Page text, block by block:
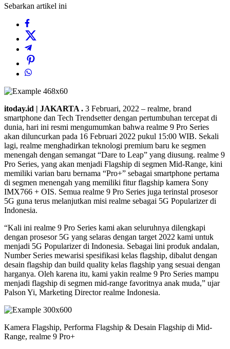
Sebarkan artikel ini
itoday.id | JAKARTA . 3 Februari, 2022 – realme, brand
smartphone dan Tech Trendsetter dengan pertumbuhan tercepat di
dunia, hari ini resmi mengumumkan bahwa realme 9 Pro Series
akan diluncurkan pada 16 Februari 2022 pukul 15:00 WIB. Sekali
lagi, realme menghadirkan teknologi premium baru ke segmen
menengah dengan semangat “Dare to Leap” yang diusung. realme 9
Pro Series, yang akan menjadi Flagship di segmen Mid-Range, kini
memiliki varian baru bernama “Pro+” sebagai smartphone pertama
di segmen menengah yang memiliki fitur flagship kamera Sony
IMX766 + OIS. Semua realme 9 Pro Series juga terinstal prosesor
5G guna terus melanjutkan misi realme sebagai 5G Popularizer di
Indonesia.
“Kali ini realme 9 Pro Series kami akan seluruhnya dilengkapi
dengan prosesor 5G yang selaras dengan target 2022 kami untuk
menjadi 5G Popularizer di Indonesia. Sebagai lini produk andalan,
Number Series mewarisi spesifikasi kelas flagship, dibalut dengan
desain flagship dan build quality kelas flagship yang sesuai dengan
harganya. Oleh karena itu, kami yakin realme 9 Pro Series mampu
menjadi flagship di segmen mid-range favoritnya anak muda,” ujar
Palson Yi, Marketing Director realme Indonesia.
Kamera Flagship, Performa Flagship & Desain Flagship di Mid-
Range, realme 9 Pro+